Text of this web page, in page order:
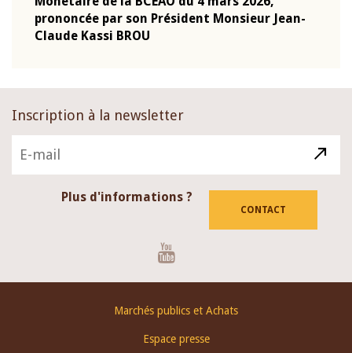
prononcée par son Président Monsieur Jean-
Claude Kassi BROU
Inscription à la newsletter
Plus d'informations ?
CONTACT
Marchés publics et Achats
Espace presse